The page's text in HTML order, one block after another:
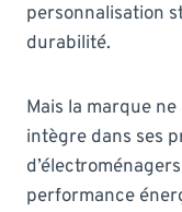
personnalisation
durabilité.
Mais la marque
intègre dans ses
performance